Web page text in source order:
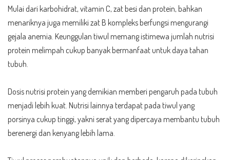
Mulai dari karbohidrat, vitamin C, zat besi dan protein, bahkan
menariknya juga memiliki zat B kompleks berfungsi mengurangi
gejala anemia. Keunggulan tiwul memang istimewa jumlah nutrisi
protein melimpah cukup banyak bermanfaat untuk daya tahan
tubuh.
Dosis nutrisi protein yang demikian memberi pengaruh pada tubuh
menjadi lebih kuat. Nutrisi lainnya terdapat pada tiwul yang
porsinya cukup tinggi, yakni serat yang dipercaya membantu tubuh
berenergi dan kenyang lebih lama.